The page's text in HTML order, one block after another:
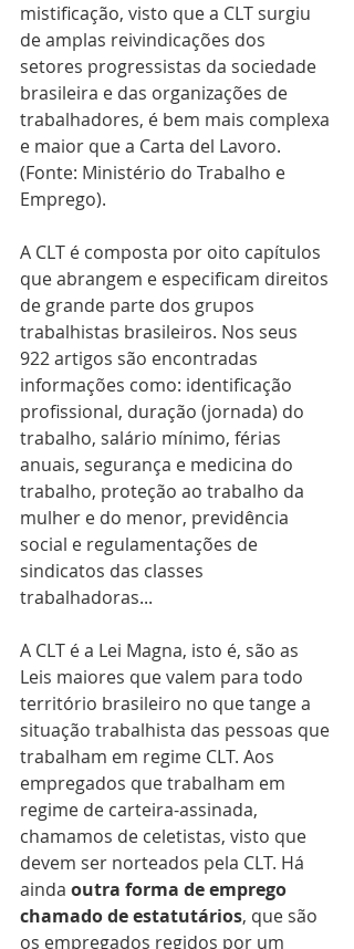
mistificação, visto que a CLT surgiu
de amplas reivindicações dos
setores progressistas da sociedade
brasileira e das organizações de
trabalhadores, é bem mais complexa
e maior que a Carta del Lavoro.
(Fonte: Ministério do Trabalho e
Emprego).
A CLT é composta por oito capítulos
que abrangem e especificam direitos
de grande parte dos grupos
trabalhistas brasileiros. Nos seus
922 artigos são encontradas
informações como: identificação
profissional, duração (jornada) do
trabalho, salário mínimo, férias
anuais, segurança e medicina do
trabalho, proteção ao trabalho da
mulher e do menor, previdência
social e regulamentações de
sindicatos das classes
trabalhadoras...
A CLT é a Lei Magna, isto é, são as
Leis maiores que valem para todo
território brasileiro no que tange a
situação trabalhista das pessoas que
trabalham em regime CLT. Aos
empregados que trabalham em
regime de carteira-assinada,
chamamos de celetistas, visto que
devem ser norteados pela CLT. Há
ainda outra forma de emprego
chamado de estatutários, que são
os empregados regidos por um